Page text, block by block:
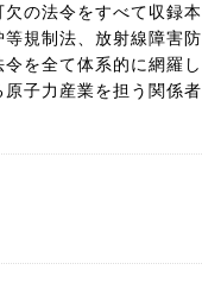
の法令をすべて収録本
規制法、放射線障害防
を全て体系的に網羅し
子力産業を担う関係者